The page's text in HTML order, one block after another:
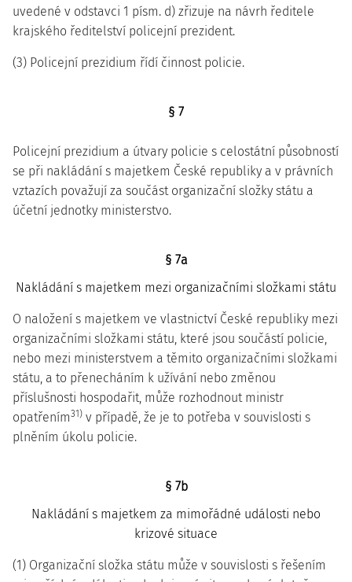
uvedené v odstavci 1 písm. d) zřizuje na návrh ředitele
krajského ředitelství policejní prezident.
(3) Policejní prezidium řídí činnost policie.
§ 7
Policejní prezidium a útvary policie s celostátní působností
se při nakládání s majetkem České republiky a v právních
vztazích považují za součást organizační složky státu a
účetní jednotky ministerstvo.
§ 7a
Nakládání s majetkem mezi organizačními složkami státu
O naložení s majetkem ve vlastnictví České republiky mezi
organizačními složkami státu, které jsou součástí policie,
nebo mezi ministerstvem a těmito organizačními složkami
státu, a to přenecháním k užívání nebo změnou
příslušnosti hospodařit, může rozhodnout ministr
opatřením31) v případě, že je to potřeba v souvislosti s
plněním úkolu policie.
§ 7b
Nakládání s majetkem za mimořádné události nebo
krizové situace
(1) Organizační složka státu může v souvislosti s řešením